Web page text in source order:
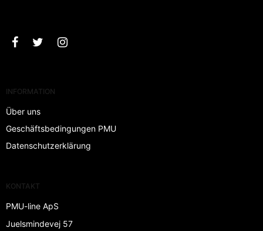
INFORMATION
Über uns
Geschäftsbedingungen PMU
Datenschutzerklärung
KONTAKT
PMU-line ApS
Juelsmindevej 57